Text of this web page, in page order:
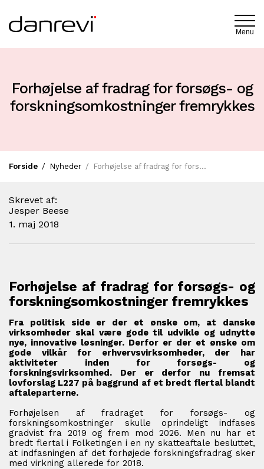
Menu
Forhøjelse af fradrag for forsøgs- og
forskningsomkostninger fremrykkes
Forside Nyheder Forhøjelse af fradrag for forsøgs- og forskningsom…
Skrevet af:
Jesper Beese
1. maj 2018
Forhøjelse af fradrag for forsøgs- og
forskningsomkostninger fremrykkes
Fra politisk side er der et ønske om, at danske
virksomheder skal være gode til udvikle og udnytte
nye, innovative løsninger. Derfor er der et ønske om
gode vilkår for erhvervsvirksomheder, der har
aktiviteter inden for forsøgs- og
forskningsvirksomhed. Der er derfor nu fremsat
lovforslag L227 på baggrund af et bredt flertal blandt
aftaleparterne.
Forhøjelsen af fradraget for forsøgs- og
forskningsomkostninger skulle oprindeligt indfases
gradvist fra 2019 og frem mod 2026. Men nu har et
bredt flertal i Folketingen i en ny skatteaftale besluttet,
at indfasningen af det forhøjede forskningsfradrag sker
med virkning allerede for 2018.